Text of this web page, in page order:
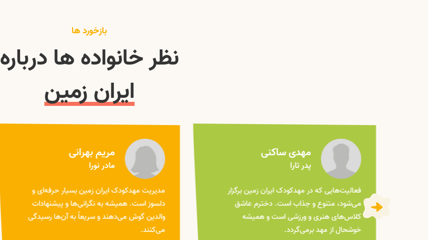
بازخورد ها
نظر خانواده ها درباره
ایران زمین
مهدی ساکنی
پدر تارا
فعالیت‌هایی که در مهدکودک ایران زمین برگزار
می‌شود، متنوع و جذاب است. دخترم عاشق
کلاس‌های هنری و ورزشی است و همیشه
خوشحال از مهد برمی‌گردد.
مریم بهرانی
مادر نورا
مدیریت مهدکودک ایران زمین بسیار حرفه‌ای و
دلسوز است. همیشه به نگرانی‌ها و پیشنهادات
والدین گوش می‌دهند و سریعاً به آن‌ها رسیدگی
می‌کنند.